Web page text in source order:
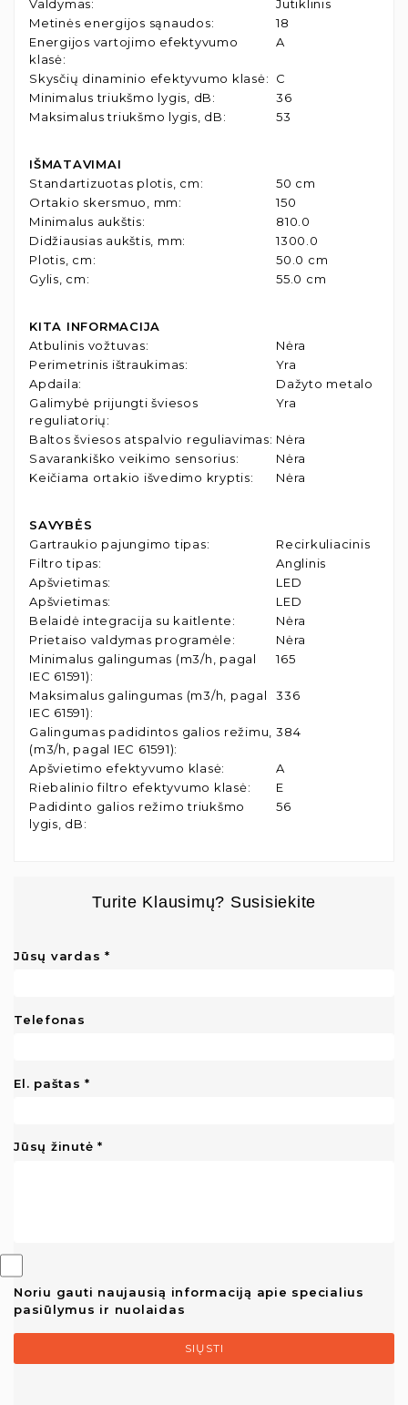
Valdymas:
Jutiklinis
Metinės energijos sąnaudos:
18
Energijos vartojimo efektyvumo
klasė:
A
Skysčių dinaminio efektyvumo klasė:
C
Minimalus triukšmo lygis, dB:
36
Maksimalus triukšmo lygis, dB: 53
IŠMATAVIMAI
Standartizuotas plotis, cm:
50 cm
Ortakio skersmuo, mm:
150
Minimalus aukštis:
810.0
Didžiausias aukštis, mm:
1300.0
Plotis, cm:
50.0 cm
Gylis, cm: 55.0 cm
KITA INFORMACIJA
Atbulinis vožtuvas:
Nėra
Perimetrinis ištraukimas:
Yra
Apdaila:
Dažyto metalo
Galimybė prijungti šviesos
reguliatorių:
Yra
Baltos šviesos atspalvio reguliavimas: Nėra
Savarankiško veikimo sensorius:
Nėra
Keičiama ortakio išvedimo kryptis: Nėra
SAVYBĖS
Gartraukio pajungimo tipas:
Recirkuliacinis
Filtro tipas:
Anglinis
Apšvietimas:
LED
Apšvietimas:
LED
Belaidė integracija su kaitlente:
Nėra
Prietaiso valdymas programėle:
Nėra
Minimalus galingumas (m3/h, pagal
IEC 61591):
165
Maksimalus galingumas (m3/h, pagal
IEC 61591):
336
Galingumas padidintos galios režimu,
(m3/h, pagal IEC 61591):
384
Apšvietimo efektyvumo klasė:
A
Riebalinio filtro efektyvumo klasė:
E
Padidinto galios režimo triukšmo
lygis, dB:
56
Turite Klausimų? Susisiekite
Jūsų vardas
Telefonas
El. paštas
Jūsų žinutė
Noriu gauti naujausią informaciją apie specialius
pasiūlymus ir nuolaidas
SIŲSTI